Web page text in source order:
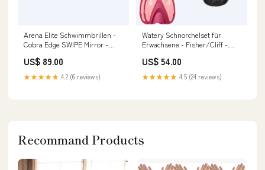
Arena Elite Schwimmbrillen -
Cobra Edge SWIPE Mirror -
US$ 89.00
★★★★★ 4.2 (6 reviews)
Watery Schnorchelset für
Erwachsene - Fisher/Cliff -
schwimmflossen:37-41
US$ 54.00
★★★★★ 4.5 (24 reviews)
Recommand Products